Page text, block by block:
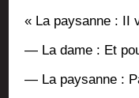
« La pay­sanne : II
— La dame : Et
— La pay­sanne :